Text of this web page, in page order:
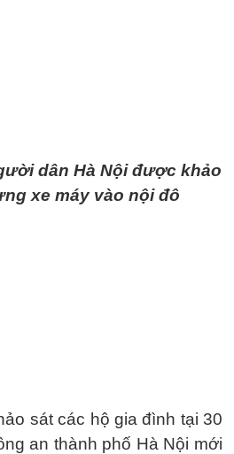
dân Hà Nội được khảo
xe máy vào nội đô
sát các hộ gia đình tại 30
an thành phố Hà Nội mới